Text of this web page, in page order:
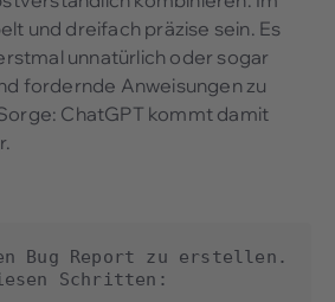
und dreifach präzise sein. Es
unnatürlich oder sogar
fordernde Anweisungen zu
ChatGPT kommt damit
Bug Report zu erstellen.
Schritten: